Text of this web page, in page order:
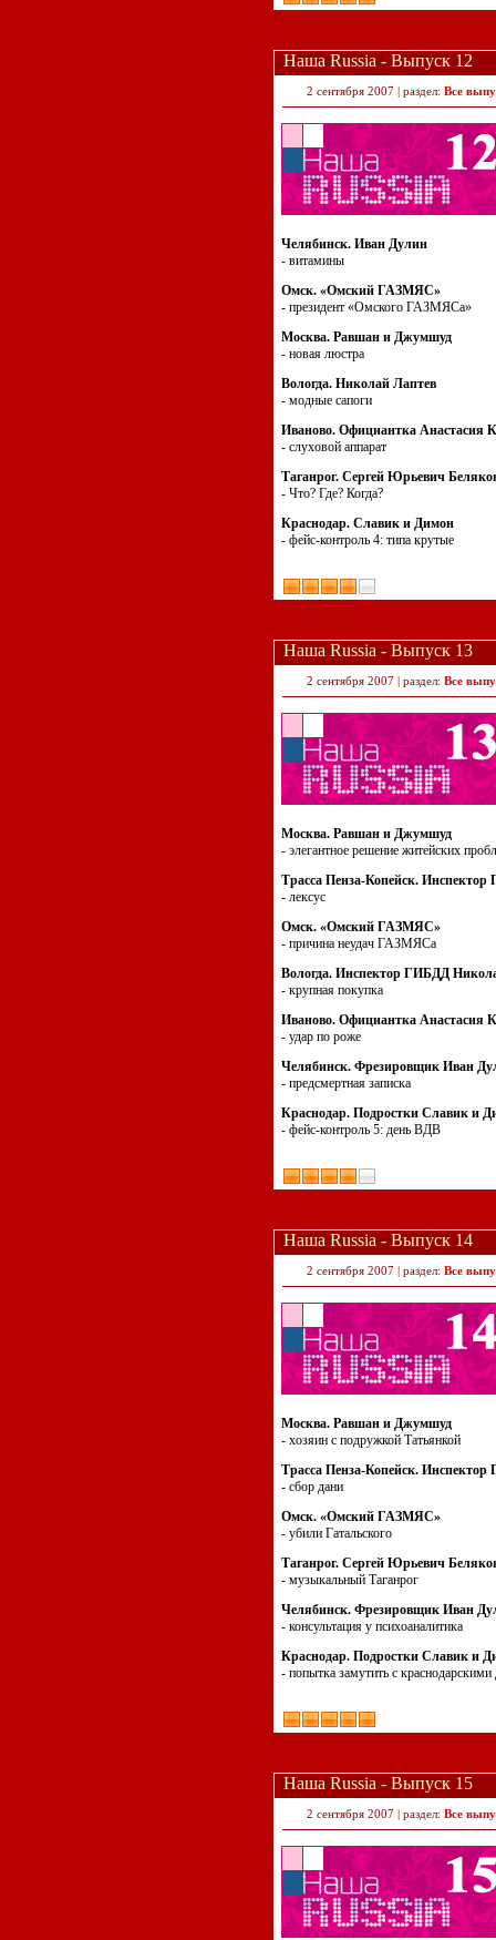
Наша Russia - Выпуск 12
2 сентября 2007 | раздел: Все
Челябинск. Иван Дулин
- витамины
Омск. «Омский ГАЗМЯС»
- президент «Омского ГАЗМЯСа»
Москва. Равшан и Джумшуд
- новая люстра
Вологда. Николай Лаптев
- модные сапоги
Иваново. Официантка Анастасия
- слуховой аппарат
Таганрог. Сергей Юрьевич
- Что? Где? Когда?
Краснодар. Славик и Димон
- фейс-контроль 4: типа крутые
Наша Russia - Выпуск 13
2 сентября 2007 | раздел: Все
Москва. Равшан и Джумшуд
- элегантное решение житейских
Трасса Пенза-Копейск.
- лексус
Омск. «Омский ГАЗМЯС»
- причина неудач ГАЗМЯСа
Вологда. Инспектор ГИБДД
- крупная покупка
Иваново. Официантка Анастасия
- удар по роже
Челябинск. Фрезировщик Иван
- предсмертная записка
Краснодар. Подростки Славик и
- фейс-контроль 5: день ВДВ
Наша Russia - Выпуск 14
2 сентября 2007 | раздел: Все
Москва. Равшан и Джумшуд
- хозяин с подружкой Татьянкой
Трасса Пенза-Копейск.
- сбор дани
Омск. «Омский ГАЗМЯС»
- убили Гатальского
Таганрог. Сергей Юрьевич
- музыкальный Таганрог
Челябинск. Фрезировщик Иван
- консультация у психоаналитика
Краснодар. Подростки Славик и
- попытка замутить с
Наша Russia - Выпуск 15
2 сентября 2007 | раздел: Все